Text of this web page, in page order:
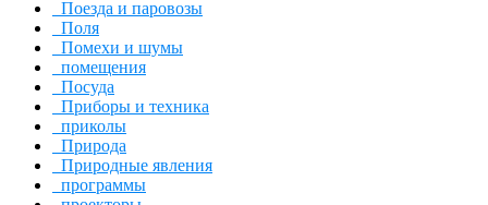
Поезда и паровозы
Поля
Помехи и шумы
помещения
Посуда
Приборы и техника
приколы
Природа
Природные явления
программы